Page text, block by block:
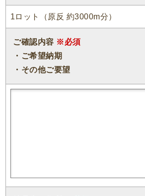
1ロット（原反 約3000m分）
ご確認内容 ※必須
・ご希望納期
・その他ご要望